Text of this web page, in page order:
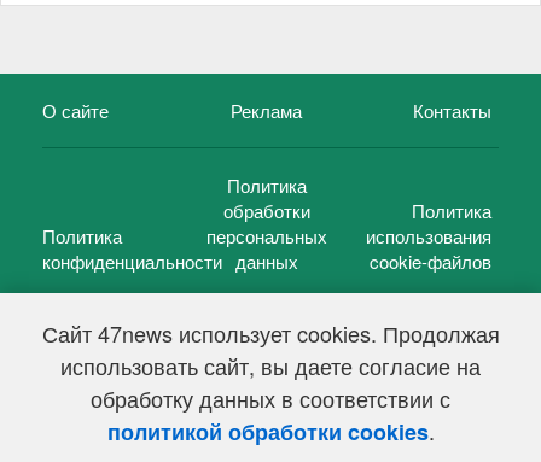
Сайт 47news использует cookies. Продолжая
использовать сайт, вы даете согласие на
обработку данных в соответствии с
политикой обработки cookies.
О сайте Реклама Контакты
Политика
конфиденциальности
Политика
обработки
персональных
данных
Политика
использования
cookie-файлов
47 новостей (47 news)2005 — 2026 г.
Свидетельство о регистрации СМИ Эл № ФС 77-39848, выдано
Федеральной службой по надзору в сфере связи,
информационных технологий и массовых коммуникаций